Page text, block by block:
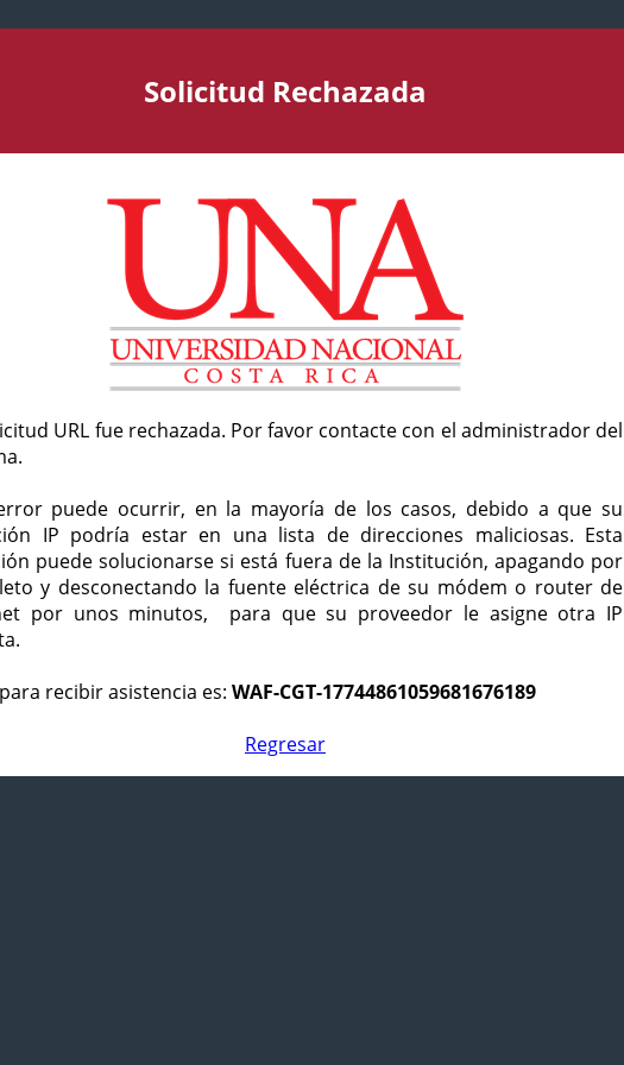
Solicitud Rechazada
URL fue rechazada. Por favor contacte con el administrador del
puede ocurrir, en la mayoría de los casos, debido a que su
IP podría estar en una lista de direcciones maliciosas. Esta
puede solucionarse si está fuera de la Institución, apagando por
y desconectando la fuente eléctrica de su módem o router de
por unos minutos, para que su proveedor le asigne otra IP
recibir asistencia es: WAF-CGT-17744861059681676189
Regresar